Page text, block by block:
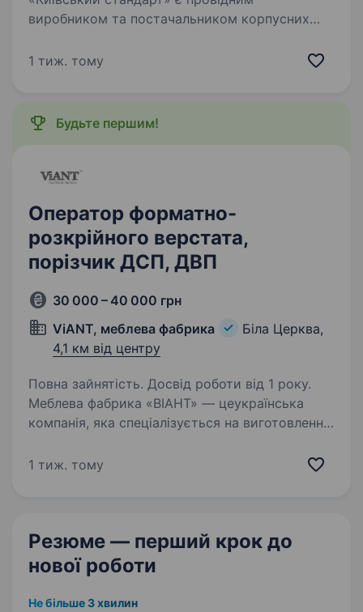
виробником та постачальником корпусних
конструктора корпусних меблів для
1 тиж. тому
Будьте першим!
Оператор форматно-
розкрійного верстата,
порізчик ДСП, ДВП
30 000 – 40 000 грн
ViANT, меблева фабрика
Біла Церква,
4,1 км від центру
Повна зайнятість. Досвід роботи від 1 року.
Меблева фабрика «ВІАНТ» — цеукраїнська
компанія, яка спеціалізується на виготовленні
шафи-купе, гардеробні, кухонні м’які куточки,
1 тиж. тому
Резюме — перший крок до
нової роботи
Не більше 3 хвилин